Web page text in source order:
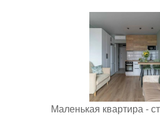
Маленькая квартира -